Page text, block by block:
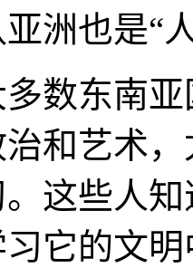
洲也是“
数东南
和艺术
这些人
它的文